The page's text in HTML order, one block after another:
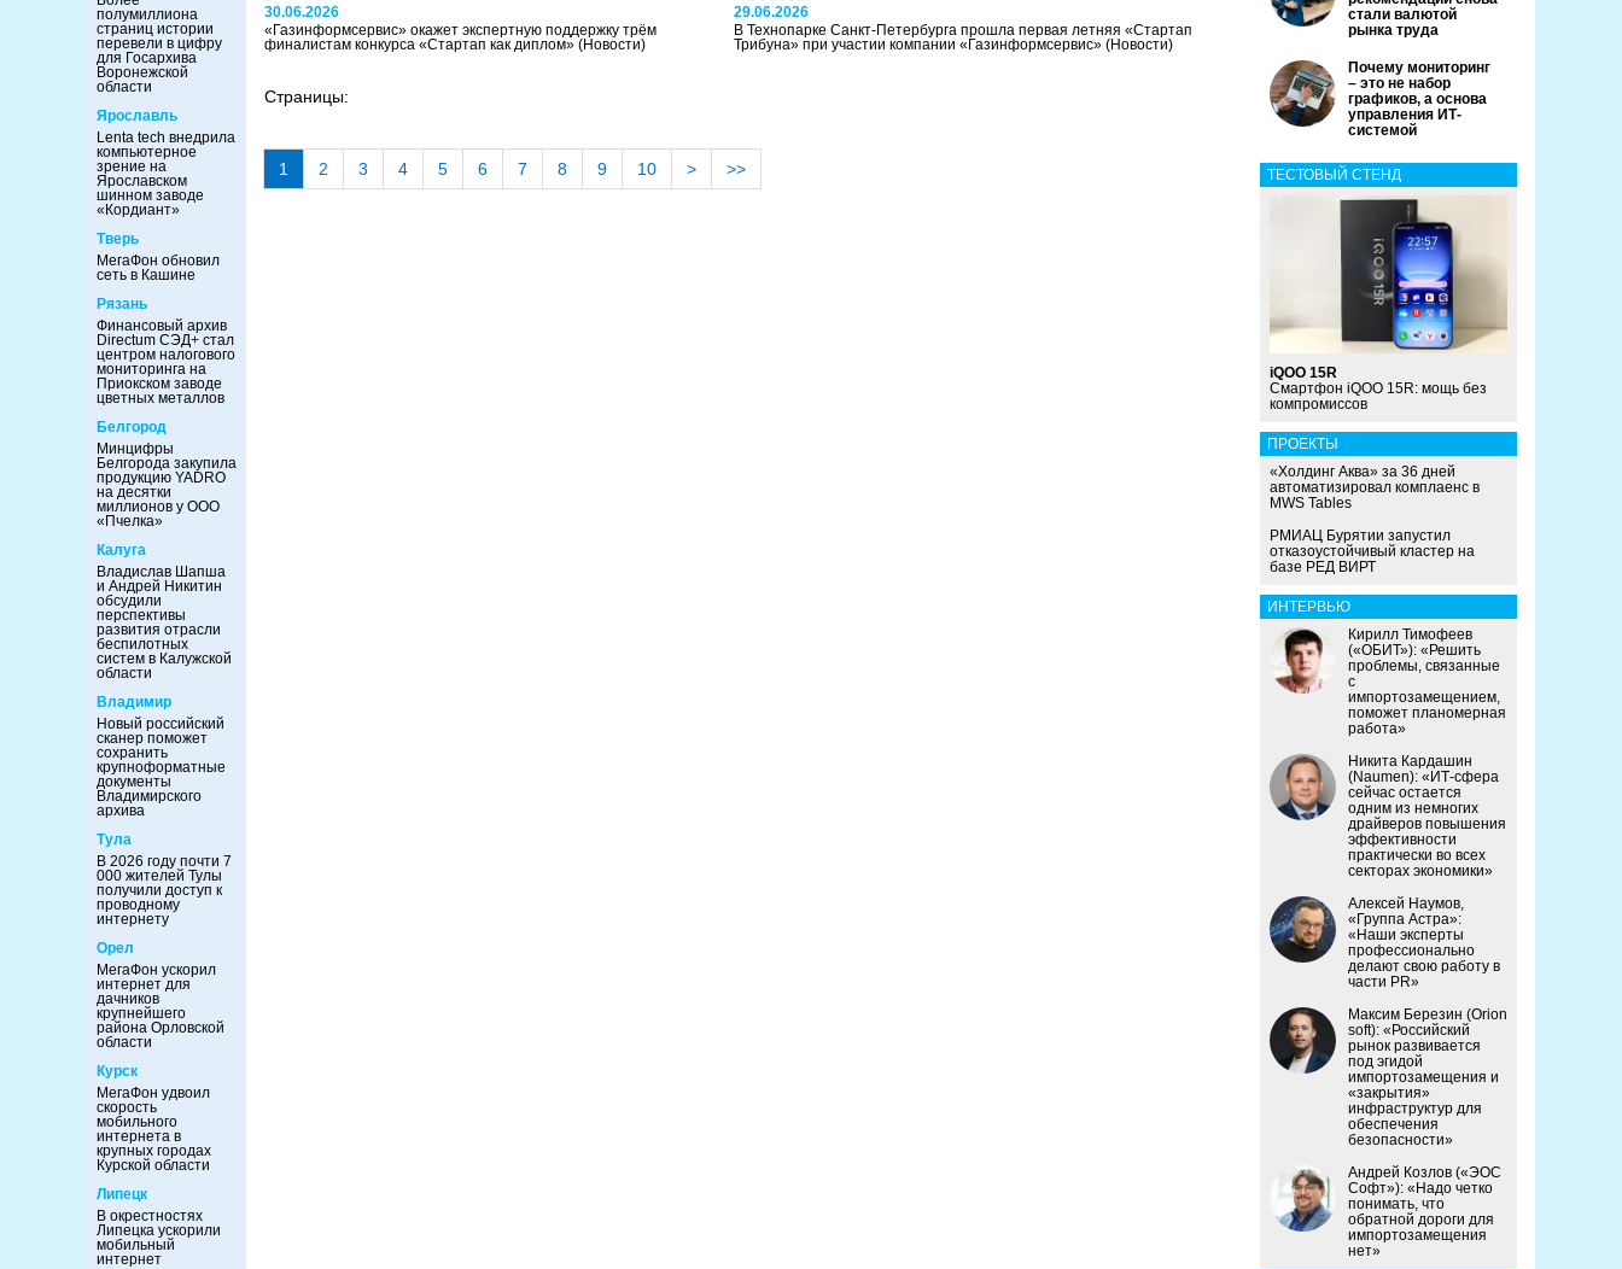
полумиллиона
страниц истории
перевели в цифру
для Госархива
Воронежской
области
Ярославль
Lenta tech внедрила
компьютерное
зрение на
Ярославском
шинном заводе
«Кордиант»
Тверь
МегаФон обновил
сеть в Кашине
Рязань
Финансовый архив
Directum СЭД+ стал
центром налогового
мониторинга на
Приокском заводе
цветных металлов
Белгород
Минцифры
Белгорода закупила
продукцию YADRO
на десятки
миллионов у ООО
«Пчелка»
Калуга
Владислав Шапша
и Андрей Никитин
обсудили
перспективы
развития отрасли
беспилотных
систем в Калужской
области
Владимир
Новый российский
сканер поможет
сохранить
крупноформатные
документы
Владимирского
архива
Тула
В 2026 году почти 7
000 жителей Тулы
получили доступ к
проводному
интернету
Орел
МегаФон ускорил
интернет для
дачников
крупнейшего
района Орловской
области
Курск
МегаФон удвоил
скорость
мобильного
интернета в
крупных городах
Курской области
Липецк
В окрестностях
Липецка ускорили
мобильный
интернет
30.06.2026
«Газинформсервис» окажет экспертную поддержку трём
финалистам конкурса «Стартап как диплом» (Новости)
29.06.2026
В Технопарке Санкт-Петербурга прошла первая летняя «Стартап
Трибуна» при участии компании «Газинформсервис» (Новости)
Страницы:
1 2 3 4 5 6 7 8 9 10 > >>
стали валютой
рынка труда
Почему мониторинг
– это не набор
графиков, а основа
управления ИТ-
системой
ТЕСТОВЫЙ СТЕНД
iQOO 15R
Смартфон iQOO 15R: мощь без
компромиссов
ПРОЕКТЫ
«Холдинг Аква» за 36 дней
автоматизировал комплаенс в
MWS Tables
РМИАЦ Бурятии запустил
отказоустойчивый кластер на
базе РЕД ВИРТ
ИНТЕРВЬЮ
Кирилл Тимофеев
(«ОБИТ»): «Решить
проблемы, связанные
с
импортозамещением,
поможет планомерная
работа»
Никита Кардашин
(Naumen): «ИТ-сфера
сейчас остается
одним из немногих
драйверов повышения
эффективности
практически во всех
секторах экономики»
Алексей Наумов,
«Группа Астра»:
«Наши эксперты
профессионально
делают свою работу в
части PR»
Максим Березин (Orion
soft): «Российский
рынок развивается
под эгидой
импортозамещения и
«закрытия»
инфраструктур для
обеспечения
безопасности»
Андрей Козлов («ЭОС
Софт»): «Надо четко
понимать, что
обратной дороги для
импортозамещения
нет»